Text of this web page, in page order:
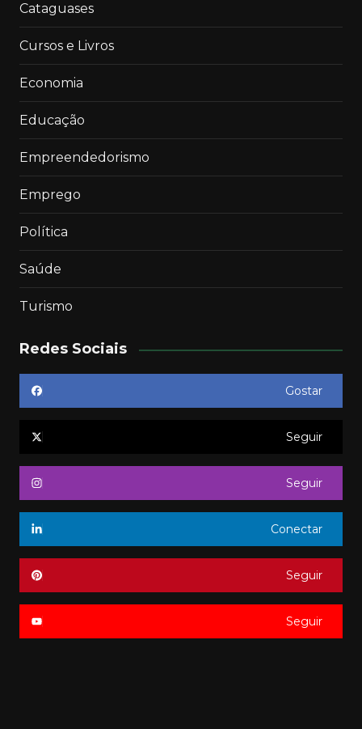
Cataguases
Cursos e Livros
Economia
Educação
Empreendedorismo
Emprego
Política
Saúde
Turismo
Redes Sociais
Gostar
Seguir
Seguir
Conectar
Seguir
Seguir